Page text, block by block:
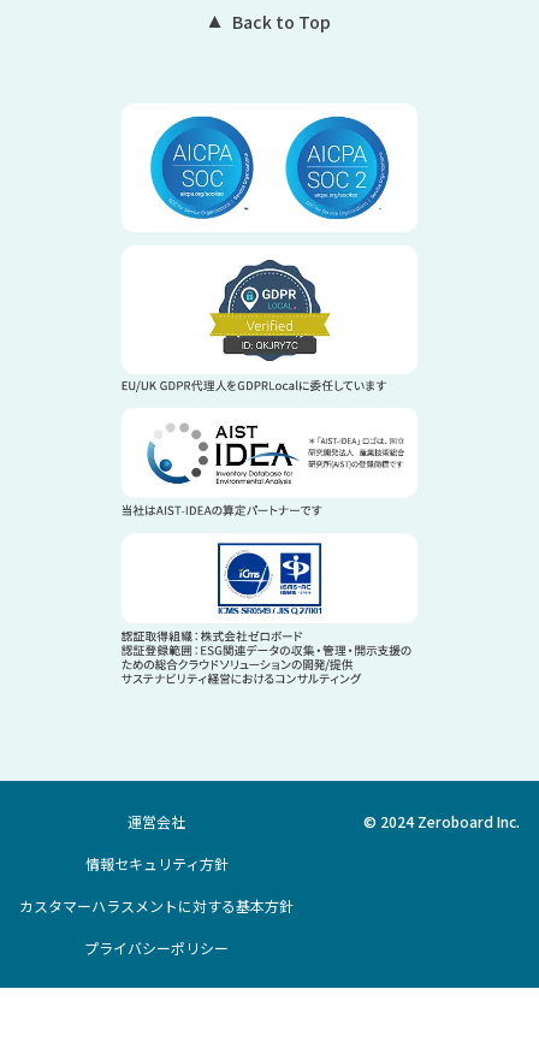
Back to Top
© 2024 Zeroboard Inc.
運営会社
情報セキュリティ方針
カスタマーハラスメントに対する基本方針
プライバシーポリシー